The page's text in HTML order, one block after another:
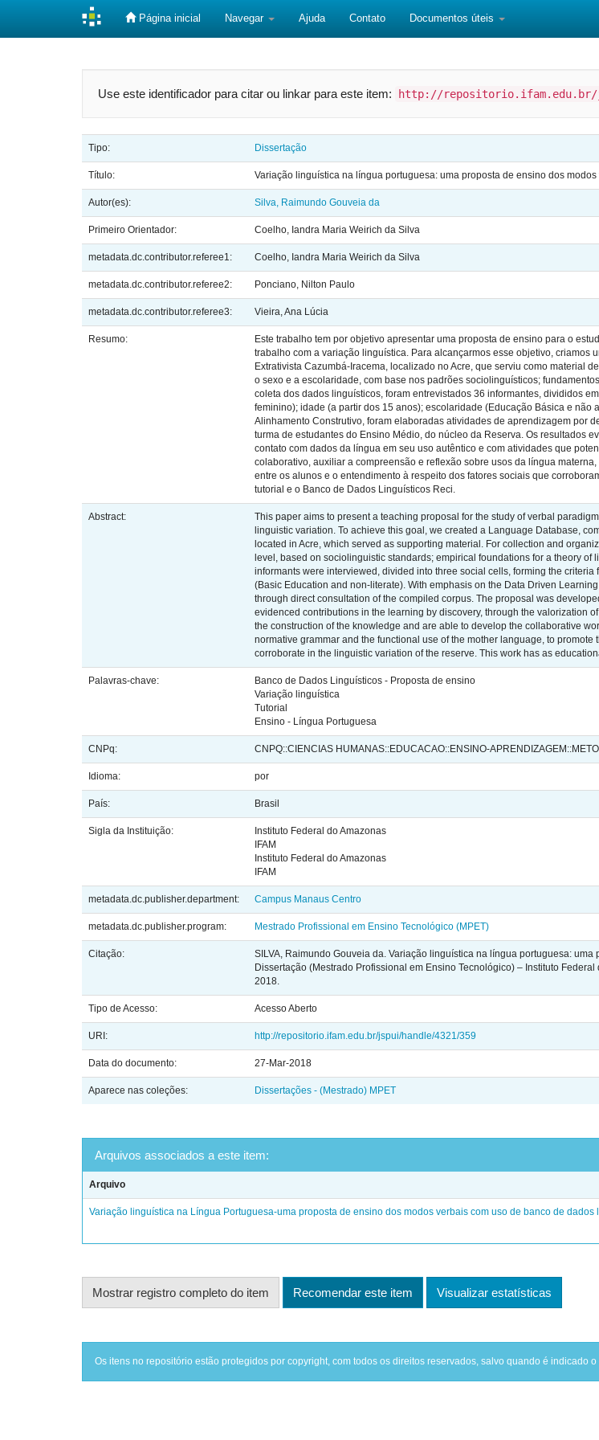
Página inicial Navegar Ajuda Contato Documentos úteis
Use este identificador para citar ou linkar para este item: http://repositorio.ifam.edu.br/
Tipo: Dissertação
Título: Variação linguística na língua portuguesa: uma proposta de ensino dos
Autor(es): Silva, Raimundo Gouveia da
Primeiro Orientador: Coelho, Iandra Maria Weirich da Silva
metadata.dc.contributor.referee1: Coelho, Iandra Maria Weirich da Silva
metadata.dc.contributor.referee2: Ponciano, Nilton Paulo
metadata.dc.contributor.referee3: Vieira, Ana Lúcia
Resumo:
Este trabalho tem por objetivo apresentar uma proposta de ensino para o
trabalho com a variação linguística. Para alcançarmos esse objetivo,
Extrativista Cazumbá-Iracema, localizado no Acre, que serviu como material
o sexo e a escolaridade, com base nos padrões sociolinguísticos;
coleta dos dados linguísticos, foram entrevistados 36 informantes, divididos
feminino); idade (a partir dos 15 anos); escolaridade (Educação Básica e
Alinhamento Construtivo, foram elaboradas atividades de aprendizagem por
turma de estudantes do Ensino Médio, do núcleo da Reserva. Os resultados
contato com dados da língua em seu uso autêntico e com atividades que
colaborativo, auxiliar a compreensão e reflexão sobre usos da língua
entre os alunos e o entendimento à respeito dos fatores sociais que
tutorial e o Banco de Dados Linguísticos Reci.
Abstract:
This paper aims to present a teaching proposal for the study of verbal
linguistic variation. To achieve this goal, we created a Language Database,
located in Acre, which served as supporting material. For collection and
level, based on sociolinguistic standards; empirical foundations for a theory
informants were interviewed, divided into three social cells, forming the
(Basic Education and non-literate). With emphasis on the Data Driven
through direct consultation of the compiled corpus. The proposal was
evidenced contributions in the learning by discovery, through the valorization
the construction of the knowledge and are able to develop the collaborative
normative grammar and the functional use of the mother language, to
corroborate in the linguistic variation of the reserve. This work has as
Palavras-chave:
Banco de Dados Linguísticos - Proposta de ensino
Variação linguística
Tutorial
Ensino - Língua Portuguesa
CNPq: CNPQ::CIENCIAS HUMANAS::EDUCACAO::ENSINO-
Idioma: por
País: Brasil
Sigla da Instituição:
Instituto Federal do Amazonas
IFAM
Instituto Federal do Amazonas
IFAM
metadata.dc.publisher.department: Campus Manaus Centro
metadata.dc.publisher.program: Mestrado Profissional em Ensino Tecnológico (MPET)
Citação:
SILVA, Raimundo Gouveia da. Variação linguística na língua portuguesa:
Dissertação (Mestrado Profissional em Ensino Tecnológico) – Instituto
2018.
Tipo de Acesso: Acesso Aberto
URI: http://repositorio.ifam.edu.br/jspui/handle/4321/359
Data do documento: 27-Mar-2018
Aparece nas coleções: Dissertações - (Mestrado) MPET
Arquivos associados a este item:
Arquivo
Variação linguística na Língua Portuguesa-uma proposta de ensino dos modos verbais com uso de banco de dados
Mostrar registro completo do item Recomendar este item Visualizar estatísticas
Os itens no repositório estão protegidos por copyright, com todos os direitos reservados, salvo quando é indicado o